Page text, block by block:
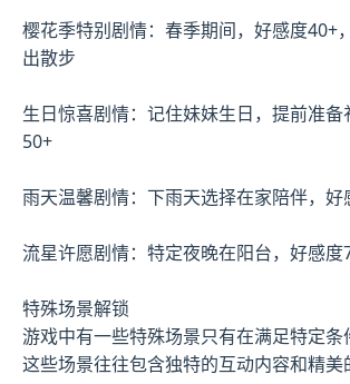
樱花季特别剧情：春季期间，好感度40+
出散步
生日惊喜剧情：记住妹妹生日，提前准
50+
雨天温馨剧情：下雨天选择在家陪伴，好
流星许愿剧情：特定夜晚在阳台，好感度
特殊场景解锁
游戏中有一些特殊场景只有在满足特定条
这些场景往往包含独特的互动内容和精美